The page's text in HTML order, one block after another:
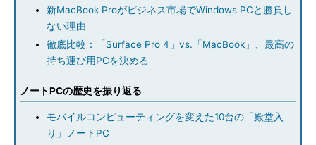
新MacBook Proがビジネス市場でWindows PCと勝負し
ない理由
徹底比較：「Surface Pro 4」vs.「MacBook」、最高の
持ち運び用PCを決める
ノートPCの歴史を振り返る
モバイルコンピューティングを変えた10台の「殿堂入
り」ノートPC